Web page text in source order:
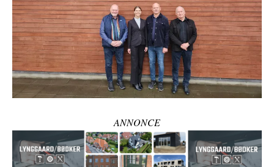
ANNONCE